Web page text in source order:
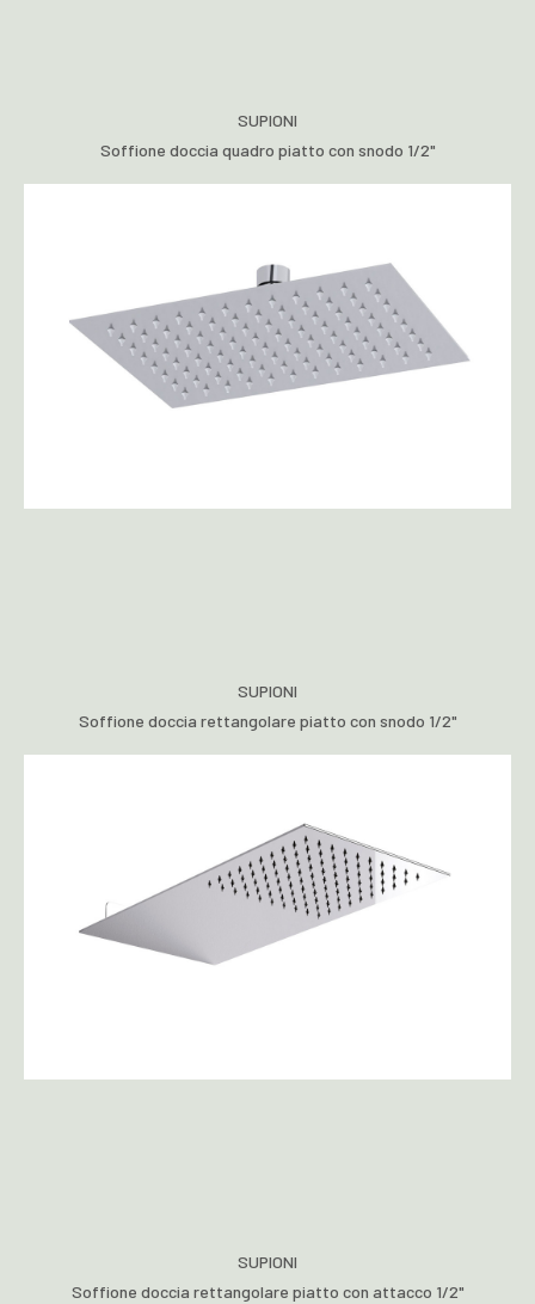
SUPIONI
Soffione doccia quadro piatto con snodo 1/2"
SUPIONI
Soffione doccia rettangolare piatto con snodo 1/2"
SUPIONI
Soffione doccia rettangolare piatto con attacco 1/2"